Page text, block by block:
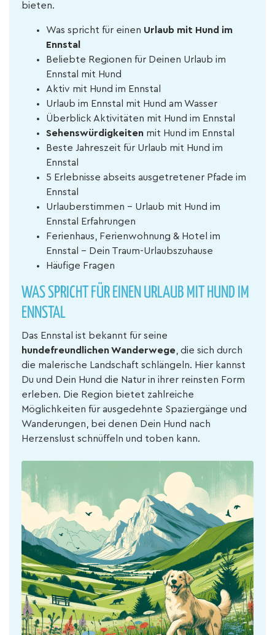
bieten.
Was spricht für einen Urlaub mit Hund im
Ennstal
Beliebte Regionen für Deinen Urlaub im
Ennstal mit Hund
Aktiv mit Hund im Ennstal
Urlaub im Ennstal mit Hund am Wasser
Überblick Aktivitäten mit Hund im Ennstal
Sehenswürdigkeiten mit Hund im Ennstal
Beste Jahreszeit für Urlaub mit Hund im
Ennstal
5 Erlebnisse abseits ausgetretener Pfade im
Ennstal
Urlauberstimmen - Urlaub mit Hund im
Ennstal Erfahrungen
Ferienhaus, Ferienwohnung & Hotel im
Ennstal – Dein Traum-Urlaubszuhause
Häufige Fragen
WAS SPRICHT FÜR EINEN URLAUB MIT HUND IM
ENNSTAL
Das Ennstal ist bekannt für seine
hundefreundlichen Wanderwege, die sich durch
die malerische Landschaft schlängeln. Hier kannst
Du und Dein Hund die Natur in ihrer reinsten Form
erleben. Die Region bietet zahlreiche
Möglichkeiten für ausgedehnte Spaziergänge und
Wanderungen, bei denen Dein Hund nach
Herzenslust schnüffeln und toben kann.